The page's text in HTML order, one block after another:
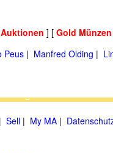
] [ Gold
Peus | Manfred Olding |
| Sell | My MA |